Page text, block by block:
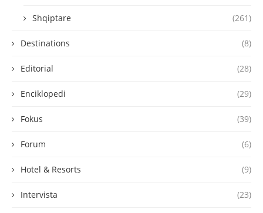
Shqiptare (261)
Destinations (8)
Editorial (28)
Enciklopedi (29)
Fokus (39)
Forum (6)
Hotel & Resorts (9)
Intervista (23)